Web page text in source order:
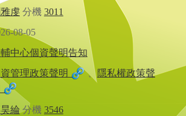
虔分機 3011
08-05
中心個資聲明告知
管理政策聲明 、 隱私權政策聲
綸 分機 3546